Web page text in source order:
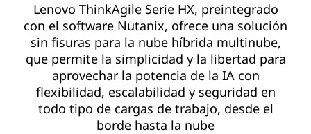
Lenovo ThinkAgile Serie HX, preintegrado
con el software Nutanix, ofrece una solución
sin fisuras para la nube híbrida multinube,
que permite la simplicidad y la libertad para
aprovechar la potencia de la IA con
flexibilidad, escalabilidad y seguridad en
todo tipo de cargas de trabajo, desde el
borde hasta la nube